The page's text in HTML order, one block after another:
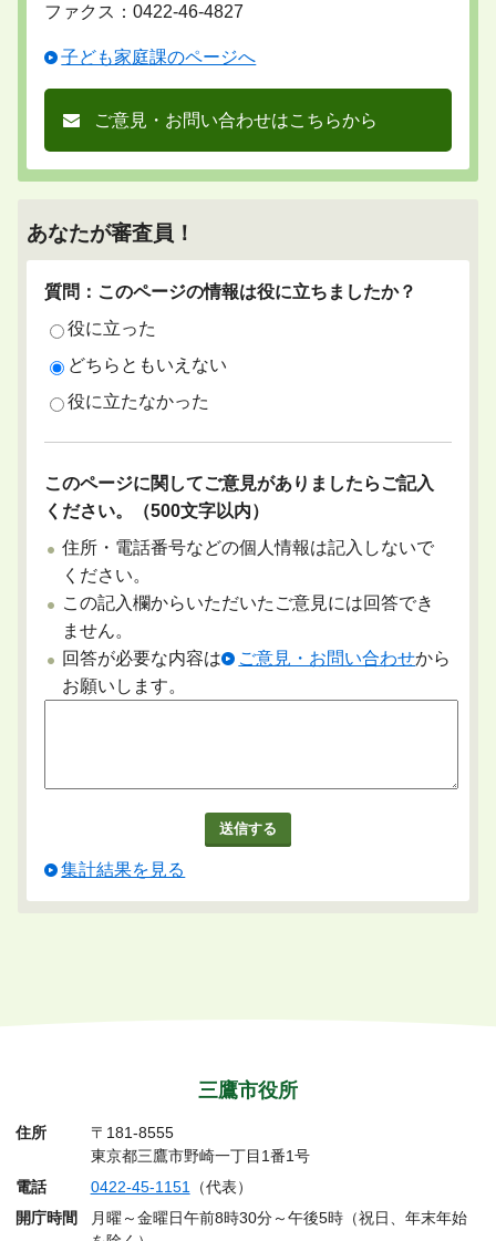
ファクス：0422-46-4827
子ども家庭課のページへ
ご意見・お問い合わせはこちらから
あなたが審査員！
質問：このページの情報は役に立ちましたか？
役に立った
どちらともいえない
役に立たなかった
このページに関してご意見がありましたらご記入
ください。（500文字以内）
住所・電話番号などの個人情報は記入しないで
ください。
この記入欄からいただいたご意見には回答でき
ません。
回答が必要な内容は
ご意見・お問い合わせから
お願いします。
集計結果を見る
三鷹市役所
住所
〒181-8555
東京都三鷹市野崎一丁目1番1号
電話
0422-45-1151（代表）
開庁時間
月曜～金曜日午前8時30分～午後5時（祝日、年末年始